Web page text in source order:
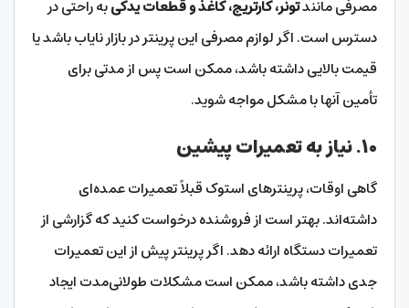
مصرفی مانندتونر، کارتریج، کاغذ و قطعات یدکیبه راحتی در
دسترس است. اگر لوازم مصرفی این پرینتر در بازار نایاب باشد یا
قیمت بالایی داشته باشد، ممکن است پس از مدتی برای
تأمین آنها با مشکل مواجه شوید.
۱۰. نیاز به تعمیرات پیشین
گاهی اوقات، پرینترهای استوک قبلاً تعمیرات عمده‌ای
داشته‌اند. بهتر است از فروشنده درخواست کنید که گزارشی از
تعمیرات دستگاه ارائه دهد. اگر پرینتر پیش از این تعمیرات
جدی داشته باشد، ممکن است مشکلات طولانی‌مدت ایجاد